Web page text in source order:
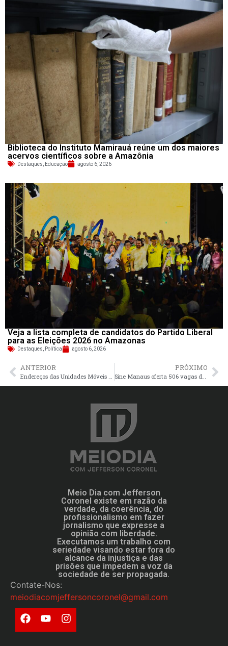
Biblioteca do Instituto Mamirauá reúne um dos maiores
acervos científicos sobre a Amazônia
Destaques Educação agosto 6, 2026
Veja a lista completa de candidatos do Partido Liberal
para as Eleições 2026 no Amazonas
Destaques, Política agosto 6, 2026
ANTERIOR
Endereços das Unidades Móveis de Saúde da Mulher são divulgados pela Secretaria Municipal de Saúde
PRÓXIMO
Sine Manaus oferta 506 vagas de emprego nesta terça–feira, 4/11
Meio Dia com Jefferson
Coronel existe em razão da
verdade, da coerência, do
profissionalismo em fazer
jornalismo que expresse a
opinião com liberdade.
Executamos um trabalho com
seriedade visando estar fora do
alcance da injustiça e das
prisões que impedem a voz da
sociedade de ser propagada.
Contate-Nos:
meiodiacomjeffersoncoronel@gmail.com